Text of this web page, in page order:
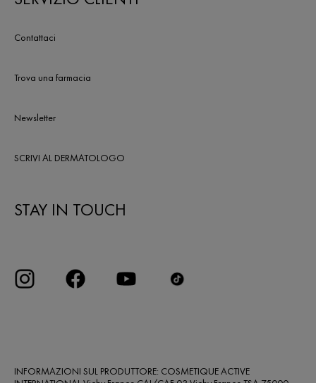
Contattaci
Trova una farmacia
Newsletter
SCRIVI AL DERMATOLOGO
STAY IN TOUCH
INFORMAZIONI SUL PRODUTTORE: COSMETIQUE ACTIVE